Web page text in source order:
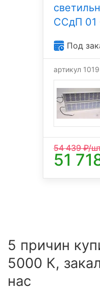
ССдП 01
Под
артикул
54 439₽/
51
5 причин
5000 К,
нас